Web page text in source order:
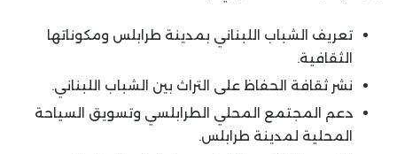
تعريف الشباب اللبناني بمدينة طرابلس ومكوناتها
الثقافية.
نشر ثقافة الحفاظ على التراث بين الشباب اللبناني.
دعم المجتمع المحلي الطرابلسي وتسويق السياحة
المحلية لمدينة طرابلس.